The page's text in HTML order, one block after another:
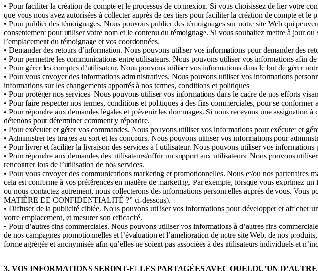
• Pour faciliter la création de compte et le processus de connexion. Si vous choisissez de lier votre
que vous nous avez autorisées à collecter auprès de ces tiers pour faciliter la création de compte et le
• Pour publier des témoignages. Nous pouvons publier des témoignages sur notre site Web qui
consentement pour utiliser votre nom et le contenu du témoignage. Si vous souhaitez mettre à jour
l’emplacement du témoignage et vos coordonnées.
• Demander des retours d’information. Nous pouvons utiliser vos informations pour demander des
• Pour permettre les communications entre utilisateurs. Nous pouvons utiliser vos informations afin
• Pour gérer les comptes d’utilisateur. Nous pouvons utiliser vos informations dans le but de gérer
• Pour vous envoyer des informations administratives. Nous pouvons utiliser vos informations
informations sur les changements apportés à nos termes, conditions et politiques.
• Pour protéger nos services. Nous pouvons utiliser vos informations dans le cadre de nos efforts
• Pour faire respecter nos termes, conditions et politiques à des fins commerciales, pour se
• Pour répondre aux demandes légales et prévenir les dommages. Si nous recevons une assignation
détenons pour déterminer comment y répondre.
• Pour exécuter et gérer vos commandes. Nous pouvons utiliser vos informations pour exécuter et
• Administrer les tirages au sort et les concours. Nous pouvons utiliser vos informations pour
• Pour livrer et faciliter la livraison des services à l’utilisateur. Nous pouvons utiliser vos
• Pour répondre aux demandes des utilisateurs/offrir un support aux utilisateurs. Nous pouvons
rencontrer lors de l’utilisation de nos services.
• Pour vous envoyer des communications marketing et promotionnelles. Nous et/ou nos
cela est conforme à vos préférences en matière de marketing. Par exemple, lorsque vous exprimez
ou nous contactez autrement, nous collecterons des informations personnelles auprès de vous.
MATIÈRE DE CONFIDENTIALITÉ ?” ci-dessous).
• Diffuser de la publicité ciblée. Nous pouvons utiliser vos informations pour développer et afficher
votre emplacement, et mesurer son efficacité.
• Pour d’autres fins commerciales. Nous pouvons utiliser vos informations à d’autres fins
de nos campagnes promotionnelles et l’évaluation et l’amélioration de notre site Web, de nos
forme agrégée et anonymisée afin qu’elles ne soient pas associées à des utilisateurs individuels et
3. VOS INFORMATIONS SERONT-ELLES PARTAGÉES AVEC QUELQU’UN D’AUTRE